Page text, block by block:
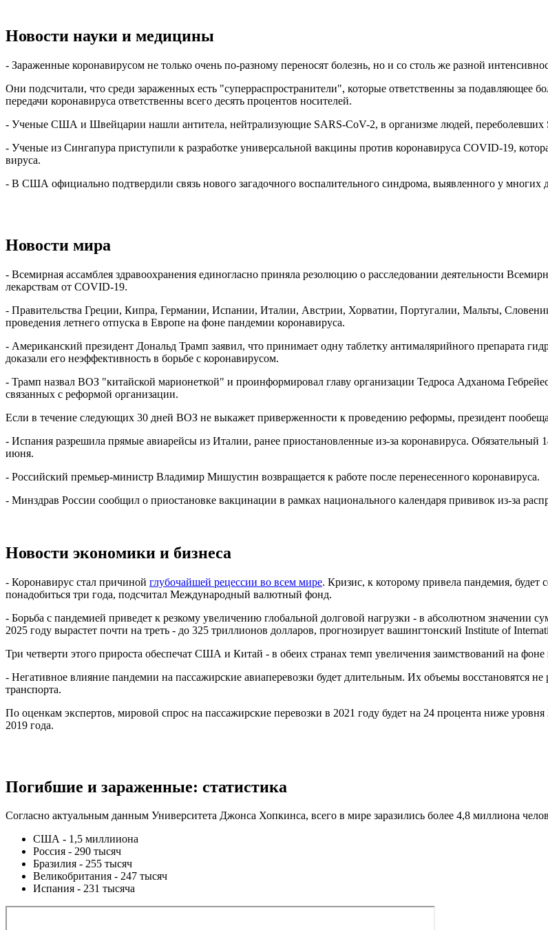
Новости науки и медицины
- Зараженные коронавирусом не только очень по-разному переносят болезнь, но и со столь же разной
Они подсчитали, что среди зараженных есть "суперраспространители", которые ответственны за подавляющее
передачи коронавируса ответственны всего десять процентов носителей.
- Ученые США и Швейцарии нашли антитела, нейтрализующие SARS-CoV-2, в организме людей, переболевших
- Ученые из Сингапура приступили к разработке универсальной вакцины против коронавируса COVID-19,
вируса.
- В США официально подтвердили связь нового загадочного воспалительного синдрома, выявленного у многих
Новости мира
- Всемирная ассамблея здравоохранения единогласно приняла резолюцию о расследовании деятельности
лекарствам от COVID-19.
- Правительства Греции, Кипра, Германии, Испании, Италии, Австрии, Хорватии, Португалии, Мальты,
проведения летнего отпуска в Европе на фоне пандемии коронавируса.
- Американский президент Дональд Трамп заявил, что принимает одну таблетку антималярийного препарата
доказали его неэффективность в борьбе с коронавирусом.
- Трамп назвал ВОЗ "китайской марионеткой" и проинформировал главу организации Тедроса Адханома
связанных с реформой организации.
Если в течение следующих 30 дней ВОЗ не выкажет приверженности к проведению реформы, президент
- Испания разрешила прямые авиарейсы из Италии, ранее приостановленные из-за коронавируса.
июня.
- Российский премьер-министр Владимир Мишустин возвращается к работе после перенесенного коронавируса.
- Минздрав России сообщил о приостановке вакцинации в рамках национального календаря прививок из-за
Новости экономики и бизнеса
- Коронавирус стал причиной глубочайшей рецессии во всем мире. Кризис, к которому привела пандемия, будет
понадобиться три года, подсчитал Международный валютный фонд.
- Борьба с пандемией приведет к резкому увеличению глобальной долговой нагрузки - в абсолютном значении
2025 году вырастет почти на треть - до 325 триллионов долларов, прогнозирует вашингтонский Institute of
Три четверти этого прироста обеспечат США и Китай - в обеих странах темп увеличения заимствований на
- Негативное влияние пандемии на пассажирские авиаперевозки будет длительным. Их объемы восстановятся
транспорта.
По оценкам экспертов, мировой спрос на пассажирские перевозки в 2021 году будет на 24 процента ниже
2019 года.
Погибшие и зараженные: статистика
Согласно актуальным данным Университета Джонса Хопкинса, всего в мире заразились более 4,8 миллиона
США - 1,5 миллииона
Россия - 290 тысяч
Бразилия - 255 тысяч
Великобритания - 247 тысяч
Испания - 231 тысяча